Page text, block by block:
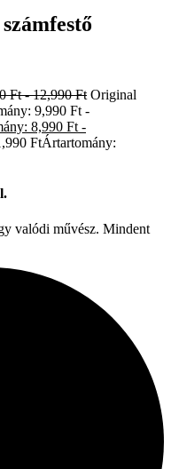
Ft - 12,990 Ft Original
9,990 Ft -
8,990 Ft -
FtÁrtartomány:
valódi művész. Mindent